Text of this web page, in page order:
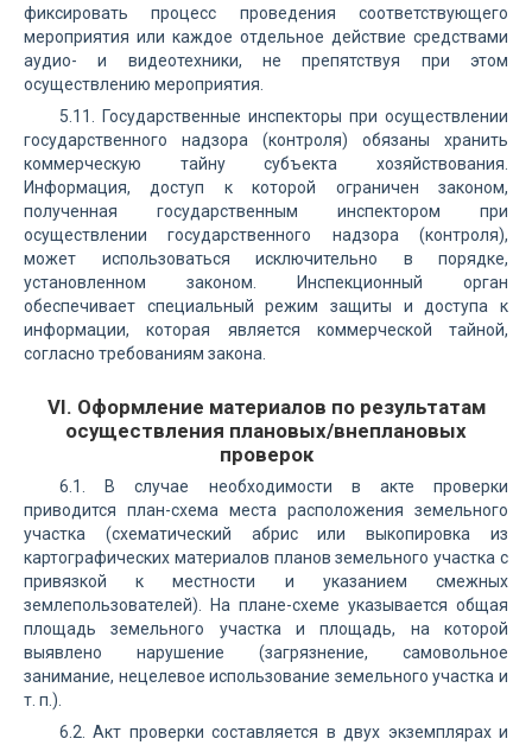
фиксировать процесс проведения соответствующего
мероприятия или каждое отдельное действие средствами
аудио- и видеотехники, не препятствуя при этом
осуществлению мероприятия.
5.11. Государственные инспекторы при осуществлении
государственного надзора (контроля) обязаны хранить
коммерческую тайну субъекта хозяйствования.
Информация, доступ к которой ограничен законом,
полученная государственным инспектором при
осуществлении государственного надзора (контроля),
может использоваться исключительно в порядке,
установленном законом. Инспекционный орган
обеспечивает специальный режим защиты и доступа к
информации, которая является коммерческой тайной,
согласно требованиям закона.
VI. Оформление материалов по результатам
осуществления плановых/внеплановых
проверок
6.1. В случае необходимости в акте проверки
приводится план-схема места расположения земельного
участка (схематический абрис или выкопировка из
картографических материалов планов земельного участка с
привязкой к местности и указанием смежных
землепользователей). На плане-схеме указывается общая
площадь земельного участка и площадь, на которой
выявлено нарушение (загрязнение, самовольное
занимание, нецелевое использование земельного участка и
т. п.).
6.2. Акт проверки составляется в двух экземплярах и